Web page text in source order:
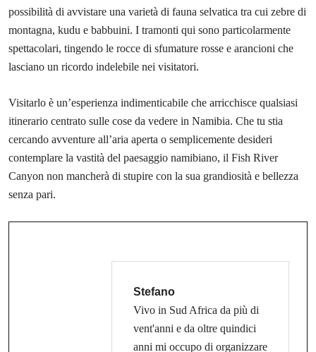
possibilità di avvistare una varietà di fauna selvatica tra cui zebre di
montagna, kudu e babbuini. I tramonti qui sono particolarmente
spettacolari, tingendo le rocce di sfumature rosse e arancioni che
lasciano un ricordo indelebile nei visitatori.
Visitarlo è un’esperienza indimenticabile che arricchisce qualsiasi
itinerario centrato sulle cose da vedere in Namibia. Che tu stia
cercando avventure all’aria aperta o semplicemente desideri
contemplare la vastità del paesaggio namibiano, il Fish River
Canyon non mancherà di stupire con la sua grandiosità e bellezza
senza pari.
Stefano
Vivo in Sud Africa da più di
vent'anni e da oltre quindici
anni mi occupo di organizzare